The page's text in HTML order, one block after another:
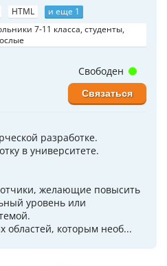
HTML
и еще 1
7-11 класса, студенты,
разработке.
в университете.
желающие повысить
уровень или
областей, которым необ...
Свободен
Связаться